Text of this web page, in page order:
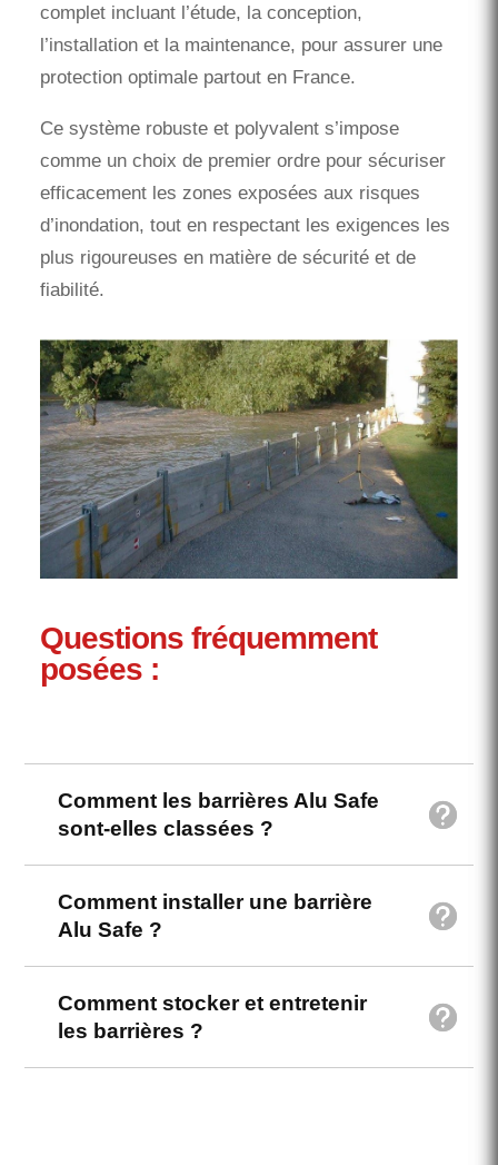
complet incluant l’étude, la conception,
l’installation et la maintenance, pour assurer une
protection optimale partout en France.
Ce système robuste et polyvalent s’impose
comme un choix de premier ordre pour sécuriser
efficacement les zones exposées aux risques
d’inondation, tout en respectant les exigences les
plus rigoureuses en matière de sécurité et de
fiabilité.
Questions fréquemment
posées :
Comment les barrières Alu Safe
sont-elles classées ?
Comment installer une barrière
Alu Safe ?
Comment stocker et entretenir
les barrières ?